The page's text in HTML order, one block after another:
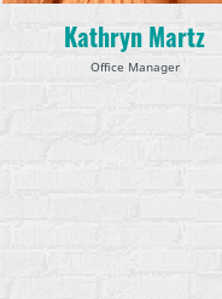
Kathryn Martz
Office Manager